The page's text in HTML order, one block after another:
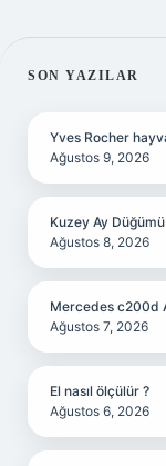
SON YAZILAR
Yves Rocher
Ağustos 9, 2026
Kuzey Ay
Ağustos 8, 2026
Mercedes c200d
Ağustos 7, 2026
El nasıl ölçülür ?
Ağustos 6, 2026